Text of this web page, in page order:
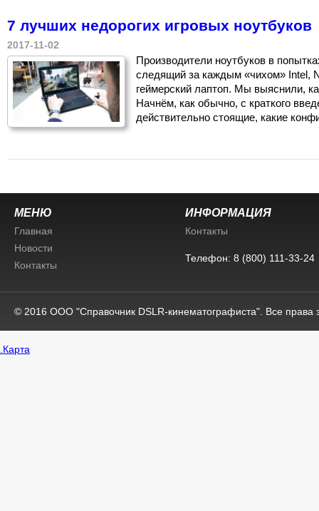
7 лучших недорогих игровых ноутбуков
2017-11-02
Производители ноутбуков в
следящий за каждым «чихом» Intel,
геймерский лаптоп. Мы выяснили,
Начнём, как обычно, с краткого
действительно стоящие, какие
МЕНЮ
Главная
Новости
Контакты
ИНФОРМАЦИЯ
Контакты
Телефон: 8 (800) 111-33-24
© 2016 ООО "Справочник DSLR-кинематографиста". Все
.Карта